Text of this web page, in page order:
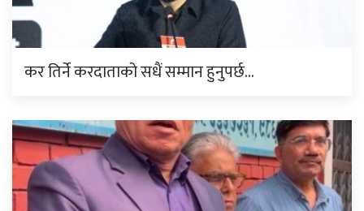
कर तिर्ने करदाताको सधैं सम्मान हुनुपर्छ…